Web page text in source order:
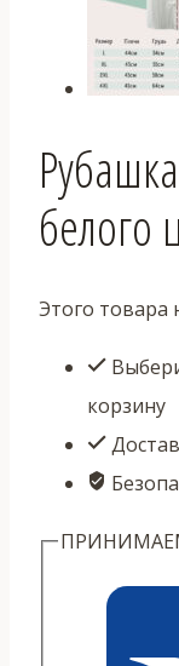
белого
Этого товара
корзину